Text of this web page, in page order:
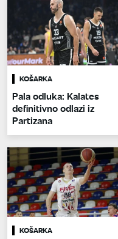
KOŠARKA
Pala odluka: Kalates
definitivno odlazi iz
Partizana
KOŠARKA